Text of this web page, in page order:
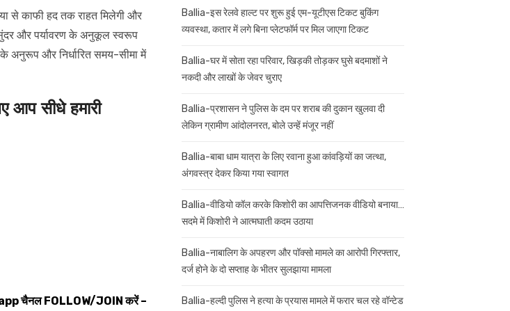
से काफी हद तक राहत मिलेगी और
और पर्यावरण के अनुकूल स्वरूप
के अनुरूप और निर्धारित समय-सीमा में
सीधे हमारी
चैनल FOLLOW/JOIN करें –
Ballia-इस रेलवे हाल्ट पर शुरू हुई एम-यूटीएस टिकट बुकिंग
व्यवस्था, कतार में लगे बिना प्लेटफॉर्म पर मिल जाएगा टिकट
Ballia-घर में सोता रहा परिवार, खिड़की तोड़कर घुसे बदमाशों ने
नकदी और लाखों के जेवर चुराए
Ballia-प्रशासन ने पुलिस के दम पर शराब की दुकान खुलवा दी
लेकिन ग्रामीण आंदोलनरत, बोले उन्हें मंजूर नहीं
Ballia-बाबा धाम यात्रा के लिए रवाना हुआ कांवड़ियों का जत्था,
अंगवस्त्र देकर किया गया स्वागत
Ballia-वीडियो कॉल करके किशोरी का आपत्तिजनक वीडियो बनाया…
सदमे में किशोरी ने आत्मघाती कदम उठाया
Ballia-नाबालिग के अपहरण और पॉक्सो मामले का आरोपी गिरफ्तार,
दर्ज होने के दो सप्ताह के भीतर सुलझाया मामला
Ballia-हल्दी पुलिस ने हत्या के प्रयास मामले में फरार चल रहे वॉन्टेड